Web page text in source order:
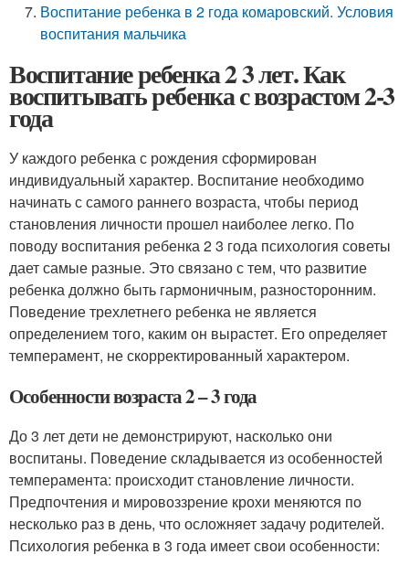
Воспитание ребенка в 2 года комаровский. Условия
воспитания мальчика
Воспитание ребенка 2 3 лет. Как
воспитывать ребенка с возрастом 2-3
года
У каждого ребенка с рождения сформирован
индивидуальный характер. Воспитание необходимо
начинать с самого раннего возраста, чтобы период
становления личности прошел наиболее легко. По
поводу воспитания ребенка 2 3 года психология советы
дает самые разные. Это связано с тем, что развитие
ребенка должно быть гармоничным, разносторонним.
Поведение трехлетнего ребенка не является
определением того, каким он вырастет. Его определяет
темперамент, не скорректированный характером.
Особенности возраста 2 – 3 года
До 3 лет дети не демонстрируют, насколько они
воспитаны. Поведение складывается из особенностей
темперамента: происходит становление личности.
Предпочтения и мировоззрение крохи меняются по
несколько раз в день, что осложняет задачу родителей.
Психология ребенка в 3 года имеет свои особенности: